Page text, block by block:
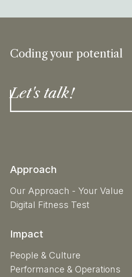
Coding your potential
Let's talk!
Approach
Our Approach - Your Value
Digital Fitness Test
Impact
People & Culture
Performance & Operations